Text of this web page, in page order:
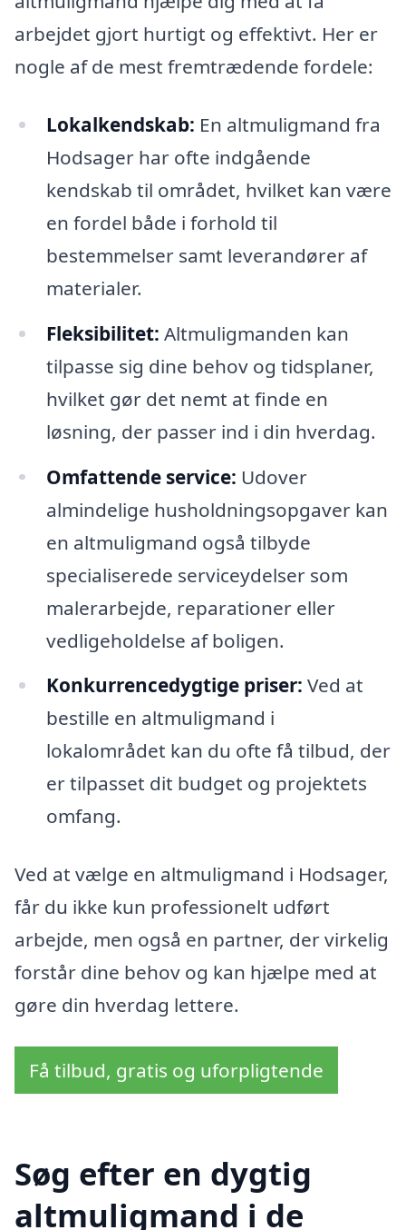
arbejdet gjort hurtigt og effektivt. Her er
nogle af de mest fremtrædende fordele:
Lokalkendskab: En altmuligmand fra
Hodsager har ofte indgående
kendskab til området, hvilket kan være
en fordel både i forhold til
bestemmelser samt leverandører af
materialer.
Fleksibilitet: Altmuligmanden kan
tilpasse sig dine behov og tidsplaner,
hvilket gør det nemt at finde en
løsning, der passer ind i din hverdag.
Omfattende service: Udover
almindelige husholdningsopgaver kan
en altmuligmand også tilbyde
specialiserede serviceydelser som
malerarbejde, reparationer eller
vedligeholdelse af boligen.
Konkurrencedygtige priser: Ved at
bestille en altmuligmand i
lokalområdet kan du ofte få tilbud, der
er tilpasset dit budget og projektets
omfang.
Ved at vælge en altmuligmand i Hodsager,
får du ikke kun professionelt udført
arbejde, men også en partner, der virkelig
forstår dine behov og kan hjælpe med at
gøre din hverdag lettere.
Få tilbud, gratis og uforpligtende
Søg efter en dygtig
altmuligmand i de